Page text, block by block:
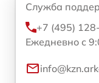
Служба
+7 (495)
Ежедневно с